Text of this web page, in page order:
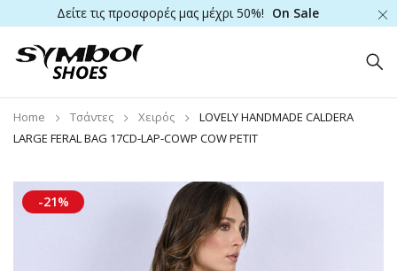
Δείτε τις προσφορές μας μέχρι 50%! On Sale
Home Τσάντες Χειρός
LOVELY HANDMADE CALDERA
LARGE FERAL BAG 17CD-LAP-COWP COW PETIT
-21%